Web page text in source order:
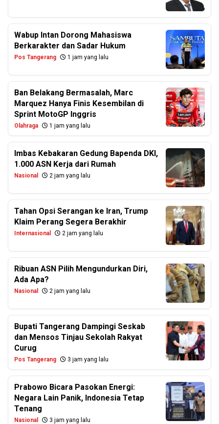
Wabup Intan Dorong Mahasiswa
Berkarakter dan Sadar Hukum
Pos Tangerang 1 jam yang lalu
Ban Belakang Bermasalah, Marc
Marquez Hanya Finis Kesembilan di
Sprint MotoGP Inggris
Olahraga 1 jam yang lalu
Imbas Kebakaran Gedung Bapenda DKI,
1.000 ASN Kerja dari Rumah
Nasional 2 jam yang lalu
Tahan Opsi Serangan ke Iran, Trump
Klaim Perang Segera Berakhir
Internasional 2 jam yang lalu
Ribuan ASN Pilih Mengundurkan Diri,
Ada Apa?
Nasional 2 jam yang lalu
Bupati Tangerang Dampingi Seskab
dan Mensos Tinjau Sekolah Rakyat
Curug
Pos Tangerang 3 jam yang lalu
Prabowo Bicara Pasokan Energi:
Negara Lain Panik, Indonesia Tetap
Tenang
Nasional 3 jam yang lalu